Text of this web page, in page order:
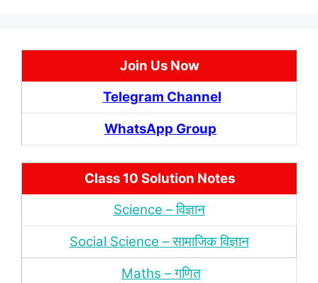
Join Us Now
Telegram Channel
WhatsApp Group
Class 10 Solution Notes
Science – विज्ञान
Social Science – सामाजिक विज्ञान
Maths – गणित